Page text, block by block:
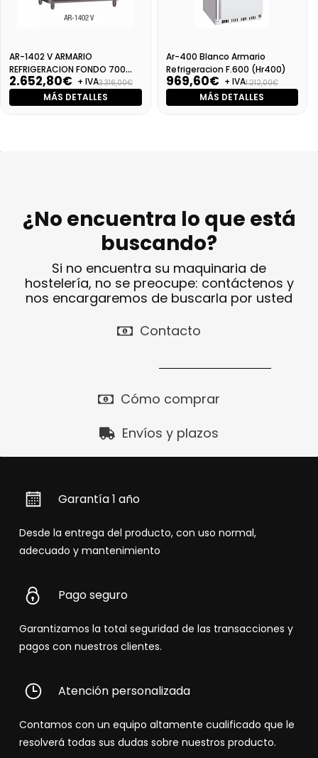
AR-1402 V ARMARIO
REFRIGERACION FONDO 700
VENTILADO (snack850TNV)
2.652,80€ + IVA3.316,00€
MÁS DETALLES
Ar-400 Blanco Armario
Refrigeracion F.600 (Hr400)
969,60€ + IVA1.212,00€
MÁS DETALLES
¿No encuentra lo que está
buscando?
Si no encuentra su maquinaria de
hostelería, no se preocupe: contáctenos y
nos encargaremos de buscarla por usted
Contacto
Cómo comprar
Envíos y plazos
Garantía 1 año
Desde la entrega del producto, con uso normal,
adecuado y mantenimiento
Pago seguro
Garantizamos la total seguridad de las transacciones y
pagos con nuestros clientes.
Atención personalizada
Contamos con un equipo altamente cualificado que le
resolverá todas sus dudas sobre nuestros producto.